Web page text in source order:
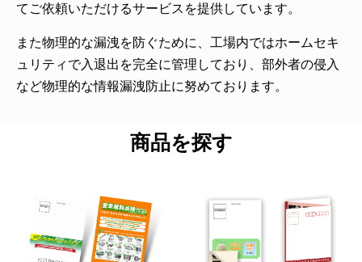
てご依頼いただけるサービスを提供しています。
また物理的な漏洩を防ぐために、工場内ではホームセキ
ュリティで入退出を完全に管理しており、部外者の侵入
など物理的な情報漏洩防止に努めております。
商品を探す